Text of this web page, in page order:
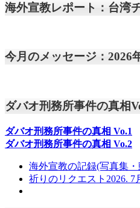
海外宣教レポート：台湾
今月のメッセージ：2026
ダバオ刑務所事件の真相
ダバオ刑務所事件の真相 Vo.1
ダバオ刑務所事件の真相 Vo.2
海外宣教の記録(写真集
祈りのリクエスト2026. 7